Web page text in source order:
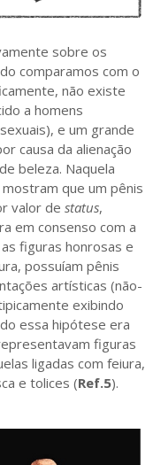
sobre os
comparamos com o
não existe
a homens
e um grande
causa da alienação
beleza. Naquela
que um pênis
valor de status,
em consenso com a
figuras honrosas e
possuíam pênis
artísticas (não-
exibindo
essa hipótese era
figuras
ligadas com feiura,
e tolices (Ref.5).